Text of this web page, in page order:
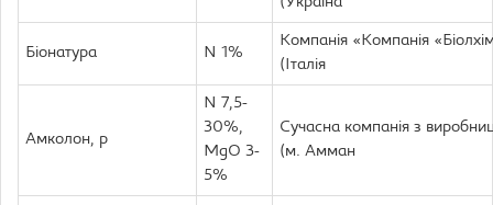
Біонатура N 1%
Компанія «Компанія
(Італія
Амколон, р
N 7,5-
30%,
MgO 3-
5%
Сучасна компанія з
(м. Амман